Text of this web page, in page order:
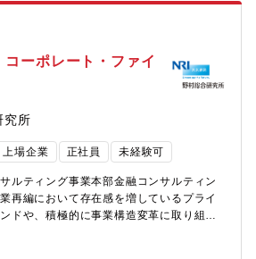
供給力の不足を外部パートナーとの協業
参画していただき、将来的には管理職や
緒に作り上げてほしいと考えています。
先、リモートワーク等フレキシブルに対
時間：法定外で月35～40時間程度（基本
泊出張は月数回程度（常駐はありませ
や経営支援に関心があり、企業成長・
方経営者・現場と直接向き合い、オーダ
指したい方
ために物事を推し進められること。・プ
謙虚で常に向上心を持ち、相互尊重の精
コラボレーションできること。【具体的
に連動した人材戦略の策定、実行支援・
や人事DXを活用した人事施策設計・導入
度改定（等級・評価・報酬など基幹制度
置・異動（ローテーション）、人材育
度、定年再雇用制度見直し）、サクセッ
種人事施策の改革・グローバル拠点での
・サービス・テーマ】＜プロジェクト例
人材ポートフォリオ構築支援・生成AIを
革支援・人事制度改革・構築・導入に向
めなく数多くの実績あり）・会社統合・
コーポレート・ファイ
究所
上場企業 正社員 未経験可
ルティング事業本部金融コンサルティン
再編において存在感を増しているプライ
ドや、積極的に事業構造変革に取り組む
ティングサービスを展開しています。特